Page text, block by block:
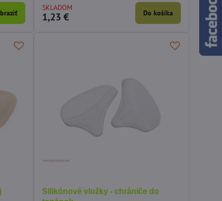
SKLADOM
1,23 € Do košíka
Silikónové vložky - chrániče do